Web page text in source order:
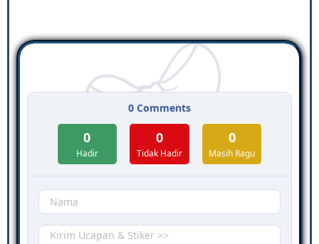
0 Comments
0
Hadir
0
Tidak Hadir
0
Masih Ragu